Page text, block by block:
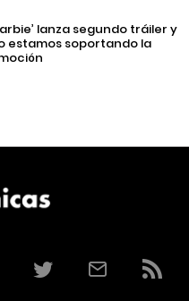
lanza segundo tráiler y
estamos soportando la
TwitterCorreoRSS